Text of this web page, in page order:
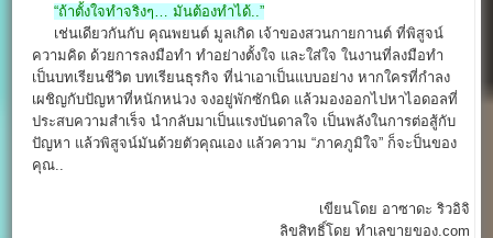
“ถ้าตั้งใจทำจริงๆ… มันต้องทำได้..”
เช่นเดียวกันกับ คุณพยนต์ มูลเกิด เจ้าของสวนกายกานต์ ที่พิสูจน์
ความคิด ด้วยการลงมือทำ ทำอย่างตั้งใจ และใส่ใจ ในงานที่ลงมือทำ
เป็นบทเรียนชีวิต บทเรียนธุรกิจ ที่น่าเอาเป็นแบบอย่าง หากใครที่กำลง
เผชิญกับปัญหาที่หนักหน่วง จงอยู่พักซักนิด แล้วมองออกไปหาไอดอลที่
ประสบความสำเร็จ นำกลับมาเป็นแรงบันดาลใจ เป็นพลังในการต่อสู้กับ
ปัญหา แล้วพิสูจน์มันด้วยตัวคุณเอง แล้วความ “ภาคภูมิใจ” ก็จะป็นของ
คุณ..
เขียนโดย อาซาดะ ริวอิจิ
ลิขสิทธิ์โดย ทำเลขายของ.com